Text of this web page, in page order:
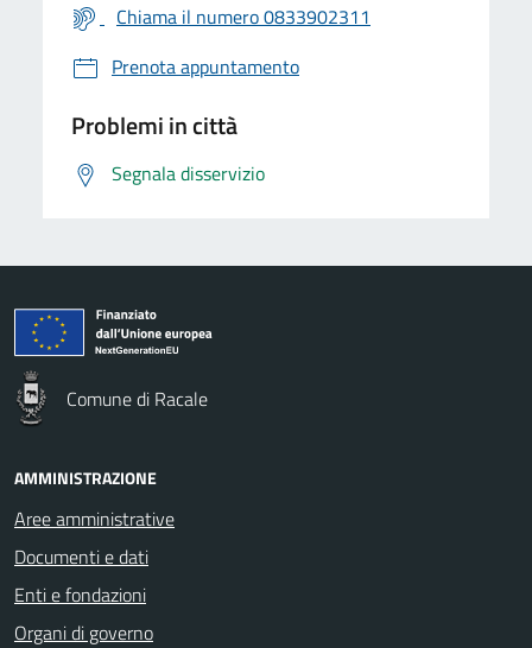
Chiama il numero 0833902311
Prenota appuntamento
Problemi in città
Segnala disservizio
Comune di Racale
AMMINISTRAZIONE
Aree amministrative
Documenti e dati
Enti e fondazioni
Organi di governo